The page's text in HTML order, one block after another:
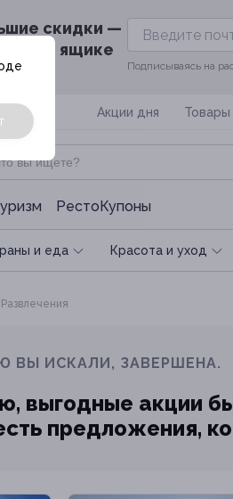
скидки —
ящике
Подписываясь на
Акции дня Товары
РестоКупоны
и еда Красота и уход
Развлечения
ВЫ ИСКАЛИ, ЗАВЕРШЕНА.
выгодные акции
предложения,